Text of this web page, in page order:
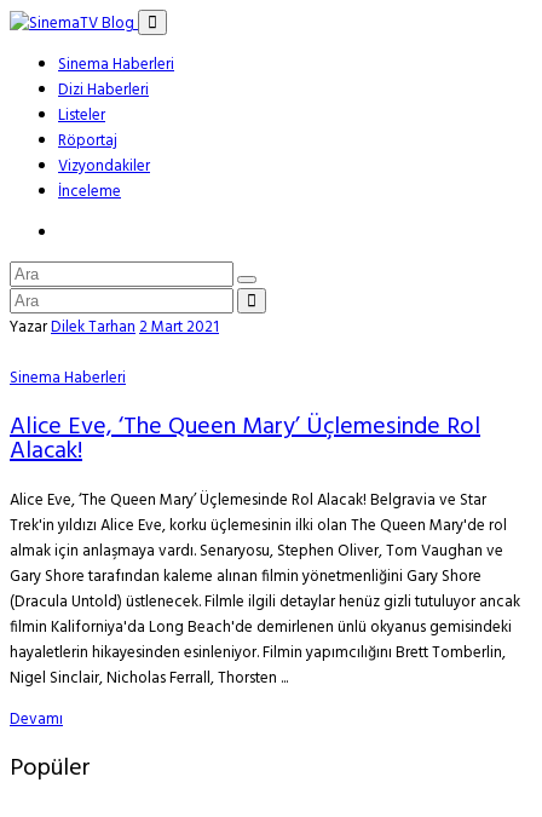
Sinema Haberleri
Dizi Haberleri
Listeler
Röportaj
Vizyondakiler
İnceleme
YazarDilek Tarhan2 Mart 2021
Sinema Haberleri
Alice Eve, ‘The Queen Mary’ Üçlemesinde Rol
Alacak!
Alice Eve, ‘The Queen Mary’ Üçlemesinde Rol Alacak! Belgravia ve Star
Trek'in yıldızı Alice Eve, korku üçlemesinin ilki olan The Queen Mary'de rol
almak için anlaşmaya vardı. Senaryosu, Stephen Oliver, Tom Vaughan ve
Gary Shore tarafından kaleme alınan filmin yönetmenliğini Gary Shore
(Dracula Untold) üstlenecek. Filmle ilgili detaylar henüz gizli tutuluyor ancak
filmin Kaliforniya'da Long Beach'de demirlenen ünlü okyanus gemisindeki
hayaletlerin hikayesinden esinleniyor. Filmin yapımcılığını Brett Tomberlin,
Nigel Sinclair, Nicholas Ferrall, Thorsten ...
Devamı
Popüler